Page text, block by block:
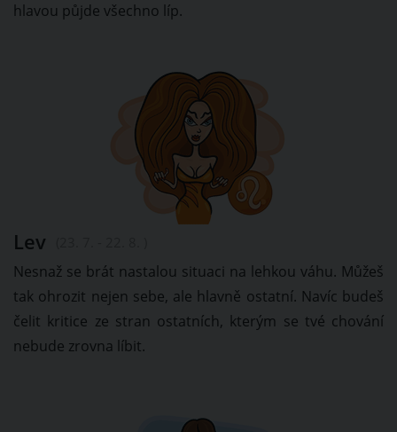
hlavou půjde všechno líp.
Lev
Nesnaž se brát nastalou situaci na lehkou váhu. Můžeš
tak ohrozit nejen sebe, ale hlavně ostatní. Navíc budeš
čelit kritice ze stran ostatních, kterým se tvé chování
nebude zrovna líbit.